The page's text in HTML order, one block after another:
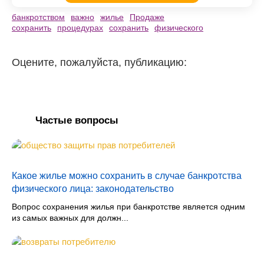
банкротством важно жилье
Продаже
сохранить
процедурах сохранить физического
Оцените, пожалуйста, публикацию:
Частые вопросы
Какое жилье можно сохранить в случае банкротства
физического лица: законодательство
Вопрос сохранения жилья при банкротстве является одним
из самых важных для должн...